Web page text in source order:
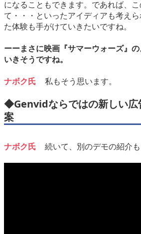
になることもできます。であれば、
て・・・といったアイディアも考え
た体験も手がけていきたいですね。
ーーまさに映画『サマーウォーズ』
いきそうですね。
ナボク氏
私もそう思います。
◆Genvidならではの新しい広
案
ナボク氏 続いて、別のデモの紹介も